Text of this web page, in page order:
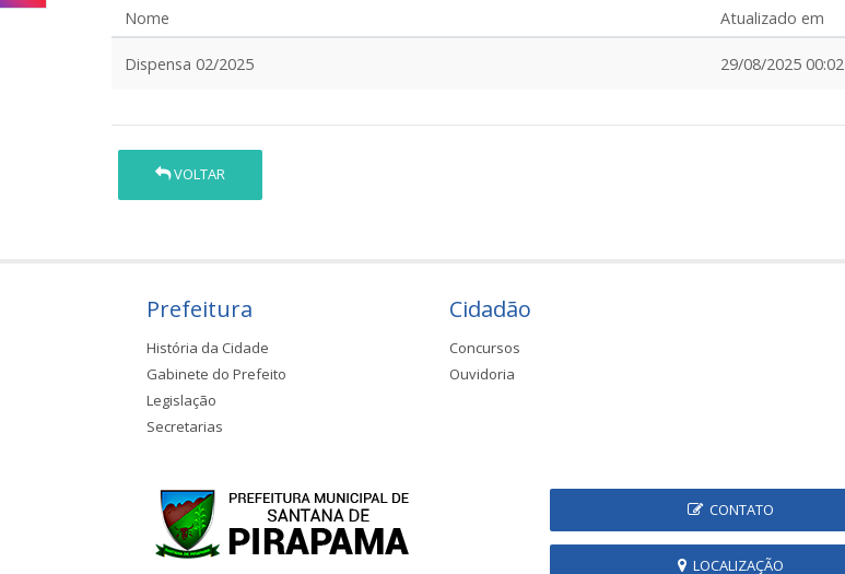
Nome Atualizado em
Dispensa 02/2025 29/08/2025 00:02
VOLTAR
Prefeitura
História da Cidade
Gabinete do Prefeito
Legislação
Secretarias
Cidadão
Concursos
Ouvidoria
CONTATO
LOCALIZAÇÃO